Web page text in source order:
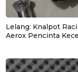
Lelang: Knalpot
Aerox Pencinta